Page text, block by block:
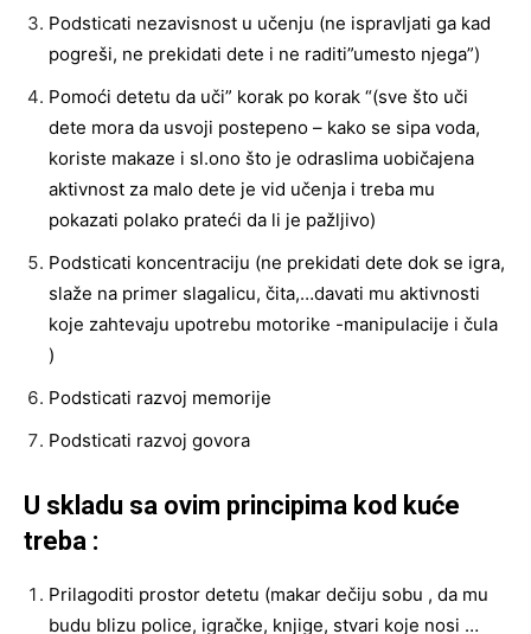
Podsticati nezavisnost u učenju (ne ispravljati ga kad
pogreši, ne prekidati dete i ne raditi”umesto njega”)
Pomoći detetu da uči” korak po korak “(sve što uči
dete mora da usvoji postepeno – kako se sipa voda,
koriste makaze i sl.ono što je odraslima uobičajena
aktivnost za malo dete je vid učenja i treba mu
pokazati polako prateći da li je pažljivo)
Podsticati koncentraciju (ne prekidati dete dok se igra,
slaže na primer slagalicu, čita,…davati mu aktivnosti
koje zahtevaju upotrebu motorike -manipulacije i čula
)
Podsticati razvoj memorije
Podsticati razvoj govora
U skladu sa ovim principima kod kuće
treba :
Prilagoditi prostor detetu (makar dečiju sobu , da mu
budu blizu police, igračke, knjige, stvari koje nosi …